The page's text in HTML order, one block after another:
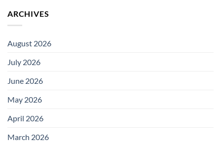
ARCHIVES
August 2026
July 2026
June 2026
May 2026
April 2026
March 2026